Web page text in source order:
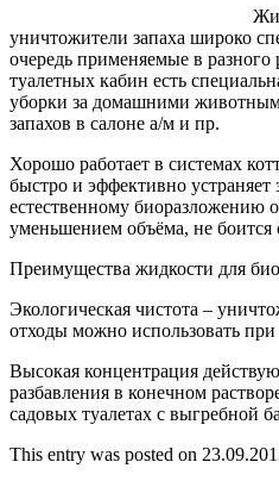
уничтожители запаха широко
очередь применяемые в
туалетных кабин есть
уборки за домашними
запахов в салоне а/м и пр.
Хорошо работает в системах
быстро и эффективно устраняет
естественному биоразложению
уменьшением объёма, не
Преимущества жидкости для
Экологическая чистота –
отходы можно использовать
Высокая концентрация
разбавления в конечном
садовых туалетах с выгребной
This entry was posted on